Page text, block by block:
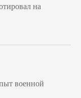
на
военной